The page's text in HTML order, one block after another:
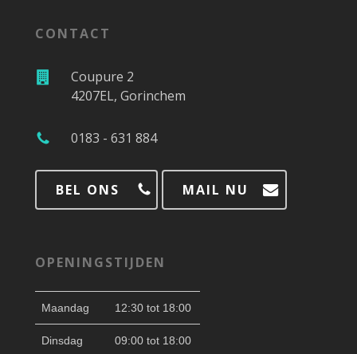
CONTACT
Coupure 2
4207EL, Gorinchem
0183 - 631 884
BEL ONS MAIL NU
OPENINGSTIJDEN
Maandag 12:30 tot 18:00
Dinsdag 09:00 tot 18:00